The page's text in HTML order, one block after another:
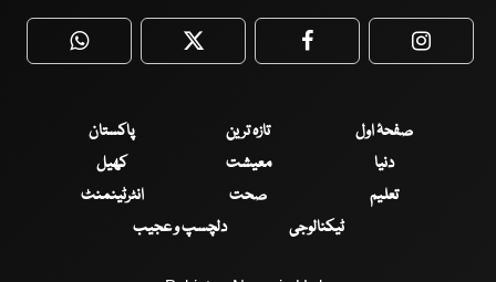
WhatsApp Twitter Facebook
صفحۂ اول تازہ ترین
پاکستان
دنیا
معیشت
کھیل
تعلیم
صحت
انٹرٹینمنٹ
ٹیکنالوجی
دلچسپ و عجیب